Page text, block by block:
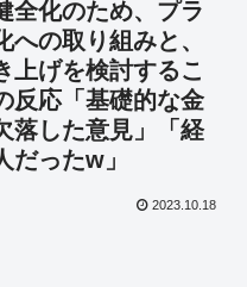
全化のため、プラ
の取り組みと、
上げを検討するこ
応「基礎的な金
落した意見」「経
ったw」
2023.10.18